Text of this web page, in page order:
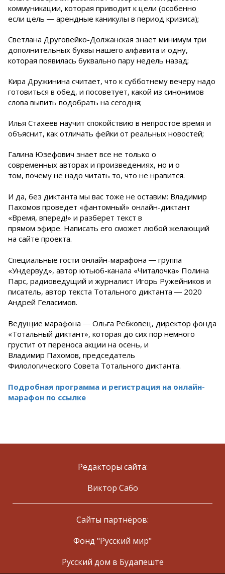
коммуникации, которая приводит к цели (особенно
если цель ― арендные каникулы в период кризиса);
Светлана Друговейко-Должанская знает минимум три
дополнительных буквы нашего алфавита и одну,
которая появилась буквально пару недель назад;
Кира Дружинина считает, что к субботнему вечеру надо
готовиться в обед, и посоветует, какой из синонимов
слова выпить подобрать на сегодня;
Илья Стахеев научит спокойствию в непростое время и
объяснит, как отличать фейки от реальных новостей;
Галина Юзефович знает все не только о
современных авторах и произведениях, но и о
том, почему не надо читать то, что не нравится.
И да, без диктанта мы вас тоже не оставим: Владимир
Пахомов проведет «фантомный» онлайн-диктант
«Время, вперед!» и разберет текст в
прямом эфире. Написать его сможет любой желающий
на сайте проекта.
Специальные гости онлайн-марафона ― группа
«Ундервуд», автор ютьюб-канала «Читалочка» Полина
Парс, радиоведущий и журналист Игорь Ружейников и
писатель, автор текста Тотального диктанта ― 2020
Андрей Геласимов.
Ведущие марафона ― Ольга Ребковец, директор фонда
«Тотальный диктант», которая до сих пор немного
грустит от переноса акции на осень, и
Владимир Пахомов, председатель
Филологического Совета Тотального диктанта.
Подробная программа и регистрация на онлайн-
марафон по ссылке
Редакторы сайта:
Виктор Сабо
Сайты партнёров:
Фонд "Русский мир"
Русский дом в Будапеште